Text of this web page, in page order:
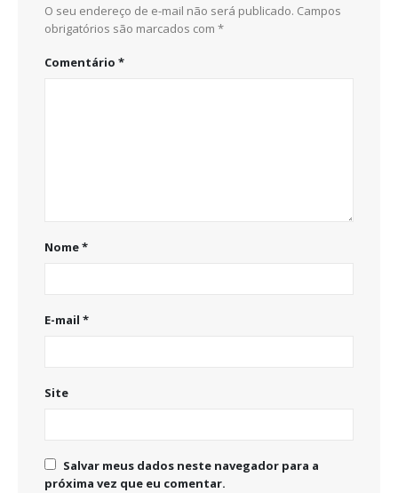
O seu endereço de e-mail não será publicado. Campos
obrigatórios são marcados com *
Comentário *
Nome*
E-mail *
Site
Salvar meus dados neste navegador para a
próxima vez que eu comentar.